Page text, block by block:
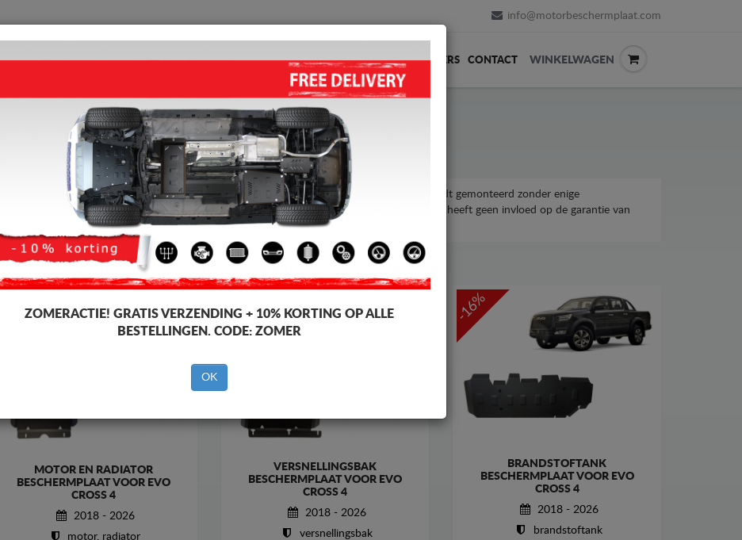
info@motorbeschermplaat.com
BESCHERMPLAAT HOME VERZENDING TERUGMELDING WEDERVERKOPERS CONTACT WINKELWAGEN
Beschermplaat voor de motor en versnellingsbak, bestemd voor Evo-voertuigen. Het wordt gemonteerd zonder enige
aanpassingen aan het voertuig, geleverd samen met alle vereiste montageaccessoires. Het heeft geen invloed op de garantie van
Onder Motor Evo Cross 4
MOTOR EN RADIATOR
BESCHERMPLAAT VOOR EVO
CROSS 4
2018 - 2026
motor, radiator
-4%
VERSNELLINGSBAK
BESCHERMPLAAT VOOR EVO
CROSS 4
2018 - 2026
versnellingsbak
-16%
BRANDSTOFTANK
BESCHERMPLAAT VOOR EVO
CROSS 4
2018 - 2026
brandstoftank
ZOMERACTIE! GRATIS VERZENDING + 10% KORTING OP ALLE
BESTELLINGEN. CODE: ZOMER
OK